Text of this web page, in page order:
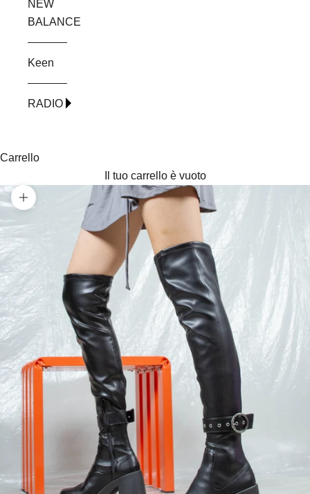
NEW
BALANCE
Keen
RADIO
Carrello
Il tuo carrello è vuoto
Ingrandisci immagine